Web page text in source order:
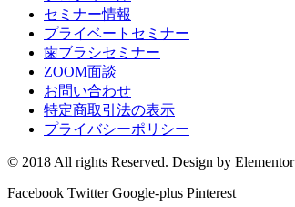
セミナー情報
プライベートセミナー
歯ブラシセミナー
ZOOM面談
お問い合わせ
特定商取引法の表示
プライバシーポリシー
© 2018 All rights Reserved. Design by Elementor
Facebook Twitter Google-plus Pinterest